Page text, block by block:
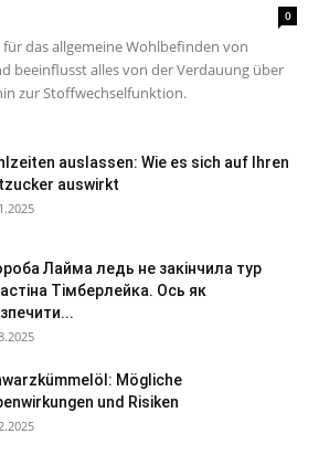
0
das allgemeine Wohlbefinden von
beeinflusst alles von der Verdauung über
zur Stoffwechselfunktion.
auslassen: Wie es sich auf Ihren
auswirkt
Лайма ледь не закінчила тур
Тімберлейка. Ось як
Mögliche
und Risiken